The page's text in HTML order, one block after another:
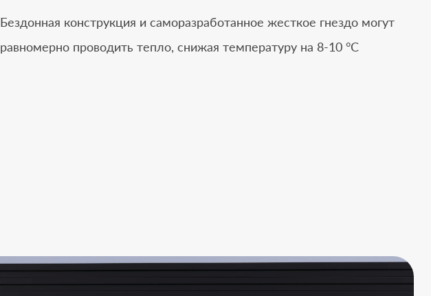
Бездонная конструкция и саморазработанное жесткое гнездо могут
равномерно проводить тепло, снижая температуру на 8-10 °C